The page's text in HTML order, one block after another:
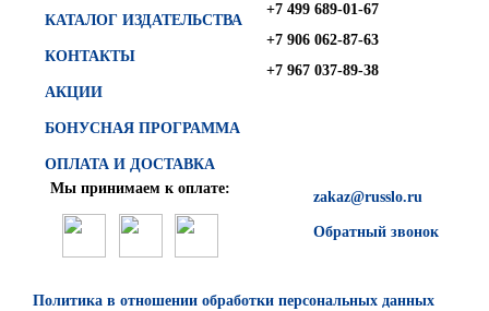
КАТАЛОГ ИЗДАТЕЛЬСТВА
КОНТАКТЫ
АКЦИИ
БОНУСНАЯ ПРОГРАММА
ОПЛАТА И ДОСТАВКА
+7 499 689-01-67
+7 906 062-87-63
+7 967 037-89-38
zakaz@russlo.ru
Обратный звонок
Мы принимаем к оплате:
Политика в отношении обработки персональных данных